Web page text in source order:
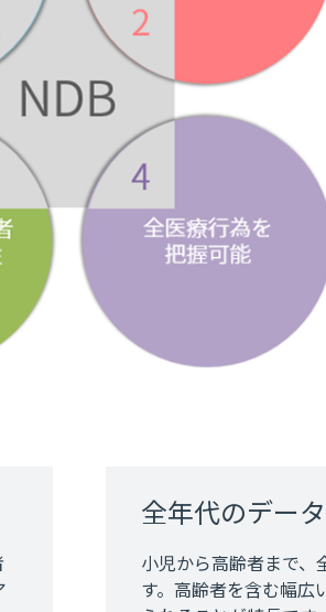
全年代のデー
小児から高齢者まで、
す。高齢者を含む幅広